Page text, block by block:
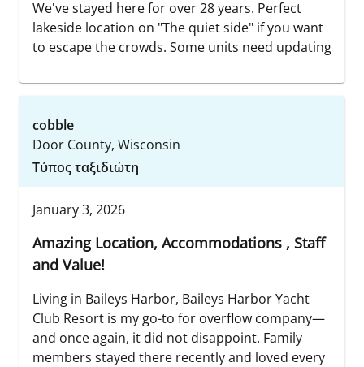
We've stayed here for over 28 years. Perfect
lakeside location on "The quiet side" if you want
to escape the crowds. Some units need updating
cobble
Door County, Wisconsin
Τύπος ταξιδιώτη
January 3, 2026
Amazing Location, Accommodations , Staff
and Value!
Living in Baileys Harbor, Baileys Harbor Yacht
Club Resort is my go-to for overflow company—
and once again, it did not disappoint. Family
members stayed there recently and loved every